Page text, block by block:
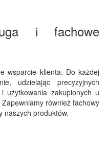
i fachowe
wsparcie klienta. Do każdej
udzielając precyzyjnych
użytkowania zakupionych u
również fachowy
naszych produktów.